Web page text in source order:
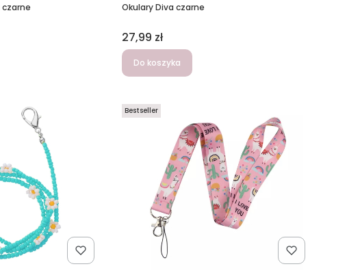
czarne Okulary Diva czarne
Cena
27,99 zł
Do koszyka
Bestseller